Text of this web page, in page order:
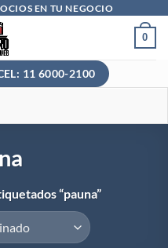
EN TU NEGOCIO
0
11 6000-2100
“pauna”